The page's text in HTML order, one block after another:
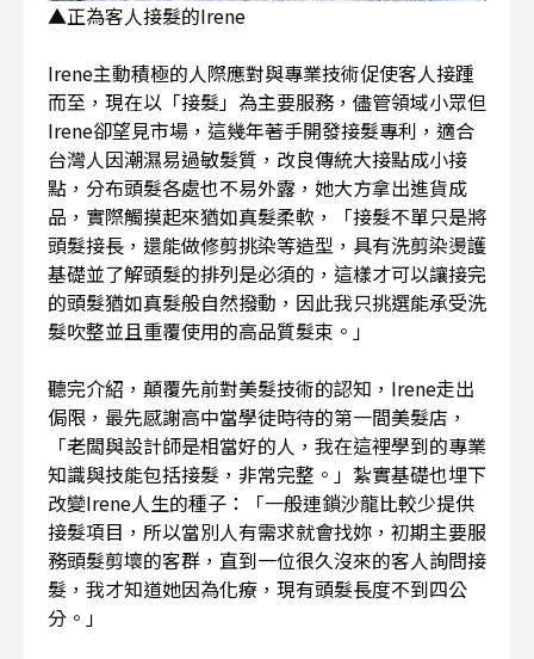
▲正為客人接髮的Irene
Irene主動積極的人際應對與專業技術促使客人接踵
而至，現在以「接髮」為主要服務，儘管領域小眾但
Irene卻望見市場，這幾年著手開發接髮專利，適合
台灣人因潮濕易過敏髮質，改良傳統大接點成小接
點，分布頭髮各處也不易外露，她大方拿出進貨成
品，實際觸摸起來猶如真髮柔軟，「接髮不單只是將
頭髮接長，還能做修剪挑染等造型，具有洗剪染燙護
基礎並了解頭髮的排列是必須的，這樣才可以讓接完
的頭髮猶如真髮般自然撥動，因此我只挑選能承受洗
髮吹整並且重覆使用的高品質髮束。」
聽完介紹，顛覆先前對美髮技術的認知，Irene走出
侷限，最先感謝高中當學徒時待的第一間美髮店，
「老闆與設計師是相當好的人，我在這裡學到的專業
知識與技能包括接髮，非常完整。」紮實基礎也埋下
改變Irene人生的種子：「一般連鎖沙龍比較少提供
接髮項目，所以當別人有需求就會找妳，初期主要服
務頭髮剪壞的客群，直到一位很久沒來的客人詢問接
髮，我才知道她因為化療，現有頭髮長度不到四公
分。」